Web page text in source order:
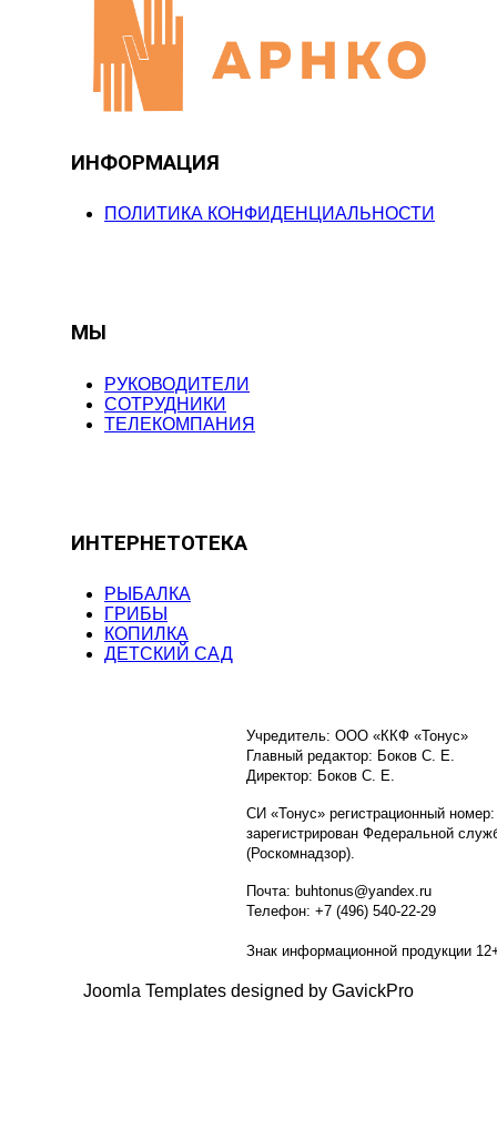
ИНФОРМАЦИЯ
ПОЛИТИКА КОНФИДЕНЦИАЛЬНОСТИ
МЫ
РУКОВОДИТЕЛИ
СОТРУДНИКИ
ТЕЛЕКОМПАНИЯ
ИНТЕРНЕТОТЕКА
РЫБАЛКА
ГРИБЫ
КОПИЛКА
ДЕТСКИЙ САД
Учредитель: ООО «ККФ «Тонус»
Главный редактор: Боков С. Е.
Директор: Боков С. Е.
СИ «Тонус» регистрационный
зарегистрирован Федеральной
(Роскомнадзор).
Почта: buhtonus@yandex.ru
Телефон: +7 (496) 540-22-29
Знак информационной продукции
Joomla Templates designed by GavickPro